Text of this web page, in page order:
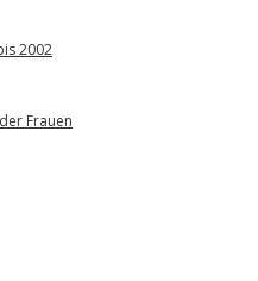
2002
Frauen